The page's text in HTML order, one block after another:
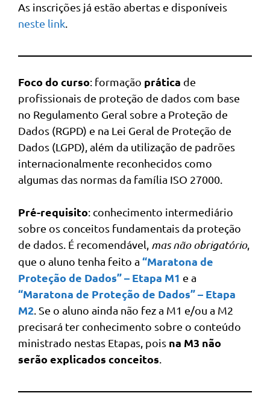
As inscrições já estão abertas e disponíveis
neste link
Foco do curso: formação prática de
profissionais de proteção de dados com base
no Regulamento Geral sobre a Proteção de
Dados (RGPD) e na Lei Geral de Proteção de
Dados (LGPD), além da utilização de padrões
internacionalmente reconhecidos como
algumas das normas da família ISO 27000.
Pré-requisito: conhecimento intermediário
sobre os conceitos fundamentais da proteção
de dados. É recomendável, mas não obrigatório,
que o aluno tenha feito a “Maratona de
Proteção de Dados” – Etapa M1 e a
“Maratona de Proteção de Dados” – Etapa
M2 . Se o aluno ainda não fez a M1 e/ou a M2
precisará ter conhecimento sobre o conteúdo
ministrado nestas Etapas, pois na M3 não
serão explicados conceitos